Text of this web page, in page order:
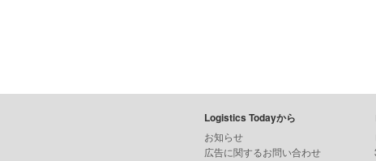
Logistics Todayから
お知らせ
広告に関するお問い合わせ